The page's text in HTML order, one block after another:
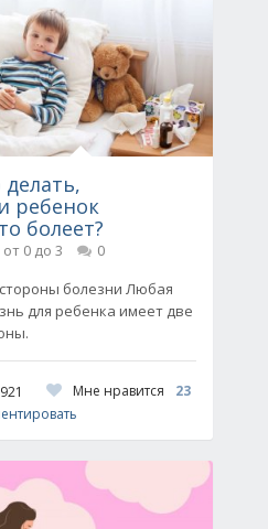
делать,
ребенок
болеет?
0 до 3
0
болезни Любая
для ребенка имеет две
Мне нравится
23